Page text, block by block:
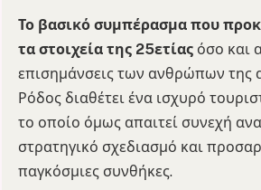
Το βασικό συμπέρασμα που
τα στοιχεία της 25ετίας όσο και
επισημάνσεις των ανθρώπων της
Ρόδος διαθέτει ένα ισχυρό
το οποίο όμως απαιτεί συνεχή
στρατηγικό σχεδιασμό και
παγκόσμιες συνθήκες.